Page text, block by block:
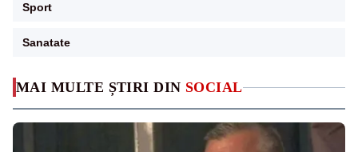
MAI MULTE ȘTIRI DIN SOCIAL
Sport
Sanatate